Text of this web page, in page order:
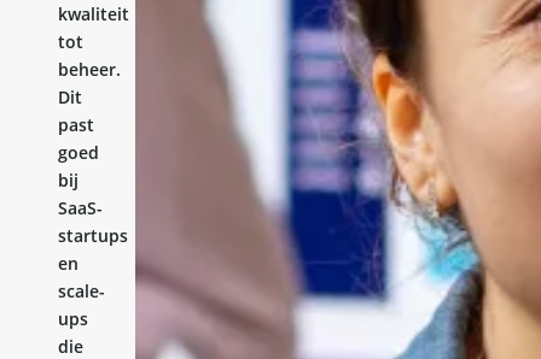
kwaliteit
tot
beheer.
Dit
past
goed
bij
SaaS-
startups
en
scale-
ups
die